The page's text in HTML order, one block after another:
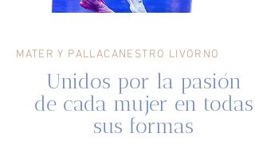
MATER Y PALLACANESTRO LIVORNO
Unidos por la pasión
de cada mujer en todas
sus formas